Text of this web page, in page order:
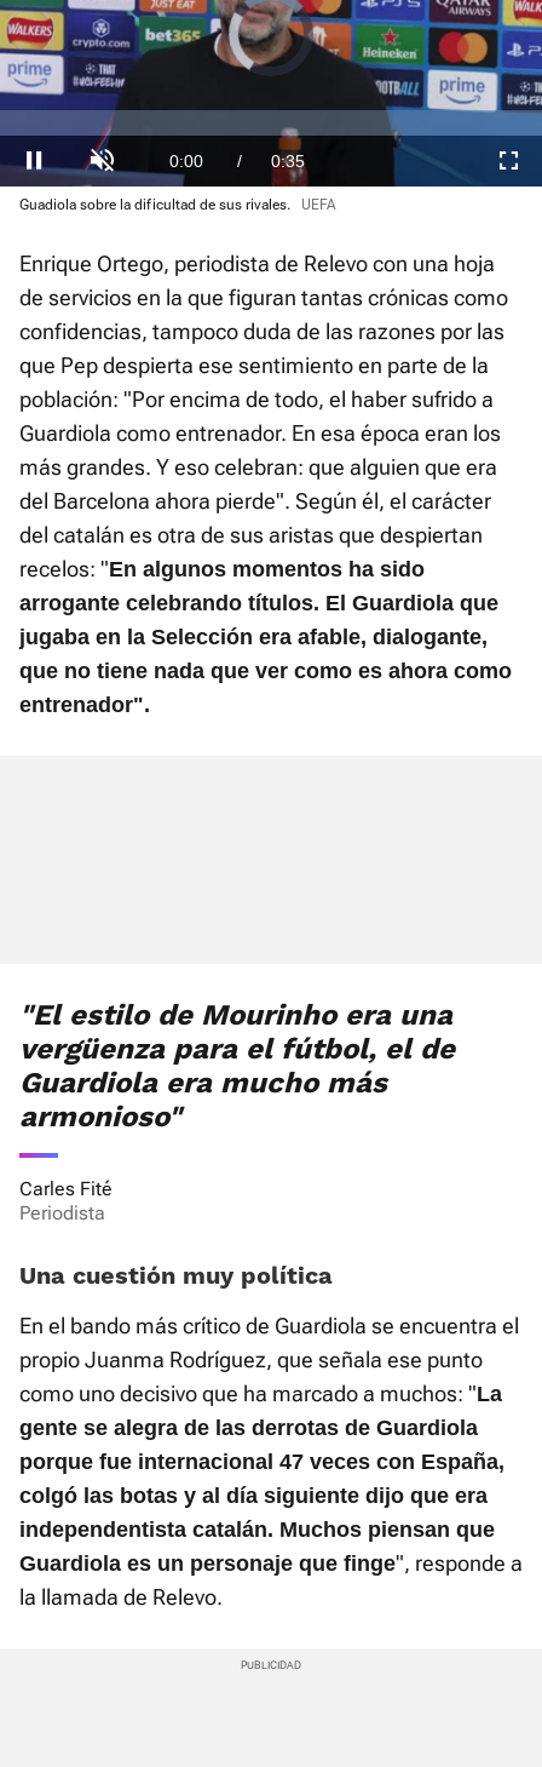
Video
Player
Pausa Unmute Current
Time
0:00 / Duration
0:35
:
0.00%
Guadiola sobre la dificultad de sus rivales. UEFA
Enrique Ortego, periodista de Relevo con una hoja
de servicios en la que figuran tantas crónicas como
confidencias, tampoco duda de las razones por las
que Pep despierta ese sentimiento en parte de la
población: "Por encima de todo, el haber sufrido a
Guardiola como entrenador. En esa época eran los
más grandes. Y eso celebran: que alguien que era
del Barcelona ahora pierde". Según él, el carácter
del catalán es otra de sus aristas que despiertan
recelos: "En algunos momentos ha sido
arrogante celebrando títulos. El Guardiola que
jugaba en la Selección era afable, dialogante,
que no tiene nada que ver como es ahora como
entrenador".
"El estilo de Mourinho era una
vergüenza para el fútbol, el de
Guardiola era mucho más
armonioso"
Carles Fité
Periodista
Una cuestión muy política
En el bando más crítico de Guardiola se encuentra el
propio Juanma Rodríguez, que señala ese punto
como uno decisivo que ha marcado a muchos: "La
gente se alegra de las derrotas de Guardiola
porque fue internacional 47 veces con España,
colgó las botas y al día siguiente dijo que era
independentista catalán. Muchos piensan que
Guardiola es un personaje que finge", responde a
la llamada de Relevo.